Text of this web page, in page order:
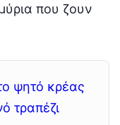
που ζουν
ψητό κρέας
τραπέζι